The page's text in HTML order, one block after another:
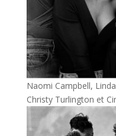
Naomi Campbell,
Christy Turlington et